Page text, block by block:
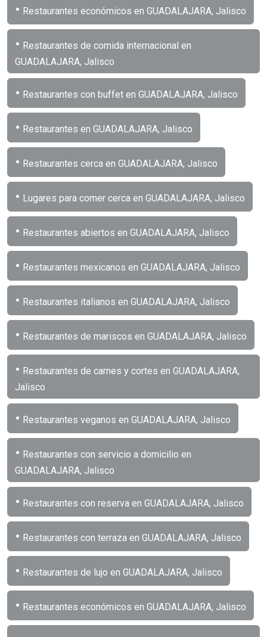
• Restaurantes económicos en GUADALAJARA, Jalisco
• Restaurantes de comida internacional en
GUADALAJARA, Jalisco
• Restaurantes con buffet en GUADALAJARA, Jalisco
• Restaurantes en GUADALAJARA, Jalisco
• Restaurantes cerca en GUADALAJARA, Jalisco
• Lugares para comer cerca en GUADALAJARA, Jalisco
• Restaurantes abiertos en GUADALAJARA, Jalisco
• Restaurantes mexicanos en GUADALAJARA, Jalisco
• Restaurantes italianos en GUADALAJARA, Jalisco
• Restaurantes de mariscos en GUADALAJARA, Jalisco
• Restaurantes de carnes y cortes en GUADALAJARA,
Jalisco
• Restaurantes veganos en GUADALAJARA, Jalisco
• Restaurantes con servicio a domicilio en
GUADALAJARA, Jalisco
• Restaurantes con reserva en GUADALAJARA, Jalisco
• Restaurantes con terraza en GUADALAJARA, Jalisco
• Restaurantes de lujo en GUADALAJARA, Jalisco
• Restaurantes económicos en GUADALAJARA, Jalisco